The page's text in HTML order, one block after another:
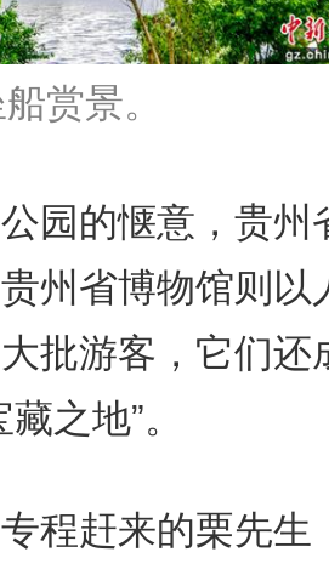
赏景。
的惬意，贵州
贵州 省博物馆则以
批游客，它们还
之地”。
赶来的栗先生